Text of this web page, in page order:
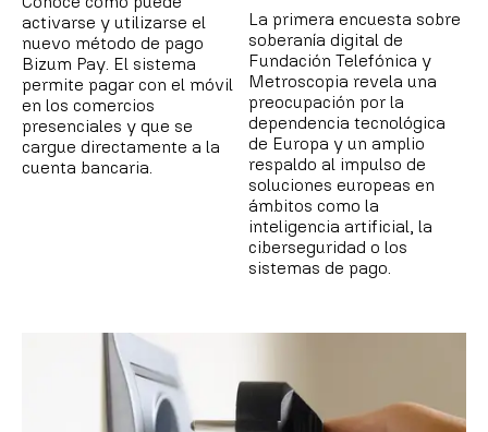
activarse y utilizarse el
nuevo método de pago
Bizum Pay. El sistema
permite pagar con el móvil
en los comercios
presenciales y que se
cargue directamente a la
cuenta bancaria.
La primera encuesta sobre
soberanía digital de
Fundación Telefónica y
Metroscopia revela una
preocupación por la
dependencia tecnológica
de Europa y un amplio
respaldo al impulso de
soluciones europeas en
ámbitos como la
inteligencia artificial, la
ciberseguridad o los
sistemas de pago.